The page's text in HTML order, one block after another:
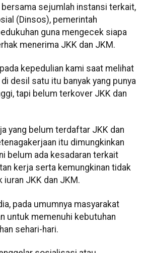
sejumlah instansi terkait,
(Dinsos), pemerintah
guna mengecek siapa
menerima JKK dan JKM.
kepedulian kami saat melihat
desil satu itu banyak yang punya
tapi belum terkover JKK dan
yang belum terdaftar JKK dan
itu dimungkinkan
belum ada kesadaran terkait
kerja serta kemungkinan tidak
iuran JKK dan JKM.
pada umumnya masyarakat
untuk memenuhi kebutuhan
sehari-hari.